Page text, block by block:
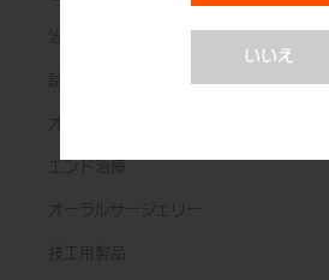
いいえ
治療用モーター
訪問診療用機器
オーラルハイジーン
エンド治療
オーラルサージェリー
技工用製品